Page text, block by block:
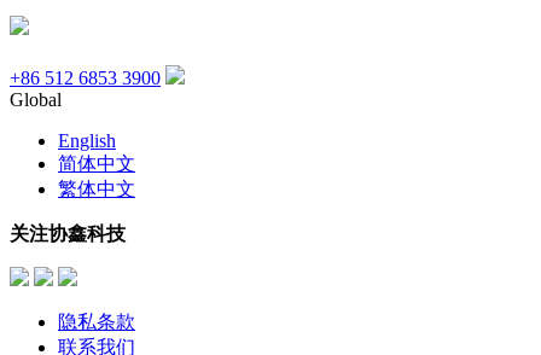
+86 512 6853 3900
Global
English
简体中文
繁体中文
关注协鑫科技
隐私条款
联系我们